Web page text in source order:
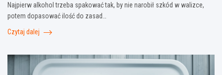
Najpierw alkohol trzeba spakować tak, by nie narobił szkód w walizce,
potem dopasować ilość do zasad…
Czytaj dalej